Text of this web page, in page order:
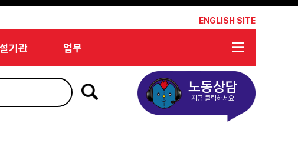
ENGLISH SITE
기관 업무
노동상담
지금 클릭하세요